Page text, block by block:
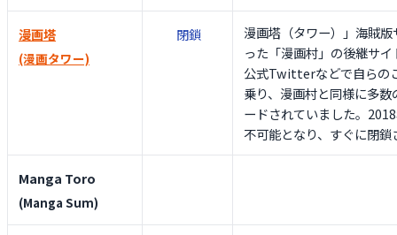
漫画塔
(漫画タワー)
閉鎖
漫画塔（タワー）」海賊
った「漫画村」の後継サイ
公式Twitterなどで自らの
乗り、漫画村と同様に多
ードされていました。
不可能となり、すぐに閉鎖
Manga Toro
(Manga Sum)